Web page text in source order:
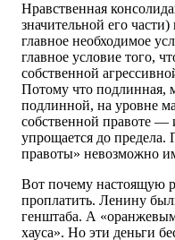
Нравственная
значительной его
главное необходимое
главное условие того,
собственной
Потому что подлинная,
подлинной, на уровне
собственной правоте —
упрощается до
правоты» невозможно
Вот почему настоящую
проплатить. Ленину
генштаба. А
хауса». Но эти деньги